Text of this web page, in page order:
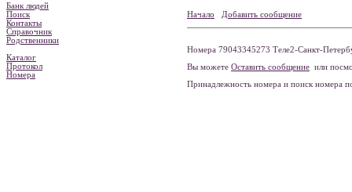
Банк людей
Поиск
Контакты
Справочник
Родственники
Каталог
Протокол
Номера
Начало Добавить сообщение
Номера 79043345273 Теле2-Санкт-
Вы можете Оставить сообщение или
Принадлежность номера и поиск номера